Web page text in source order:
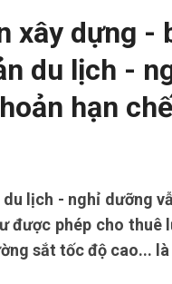
xây dựng -
du lịch -
hạn chế
lịch - nghỉ dưỡng
được phép cho thuê
sắt tốc độ cao...